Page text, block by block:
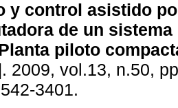
y control asistido
de un
piloto
2009, vol.13, n.50,
3401.